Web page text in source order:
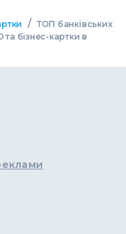
/ ТОП банківських
бізнес-картки в